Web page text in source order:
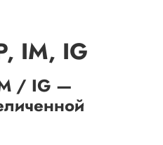
IM, IG
/ IG —